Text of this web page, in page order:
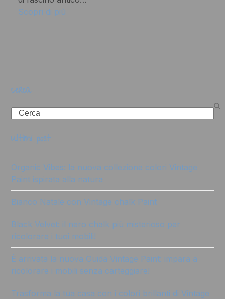
Scopri di più
cerca
Search
ultimi post
Organic Vibes: la nuova collezione colori Vintage
Paint ispirata alla natura
Bianco Natale con Vintage chalk Paint
Black Velvet: il nero chalk più misterioso per
ricolorare i tuoi mobili!
È arrivata la nuova Guida Vintage Paint: impara a
ricolorare i mobili senza carteggiare!
Trasforma la tua casa con i colori brillanti di Vintage